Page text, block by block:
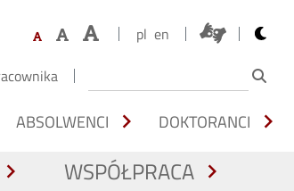
pl en opens
ABSOLWENCI chevron_right DOKTORANCI chevron_right
chevron_right WSPÓŁPRACA chevron_right